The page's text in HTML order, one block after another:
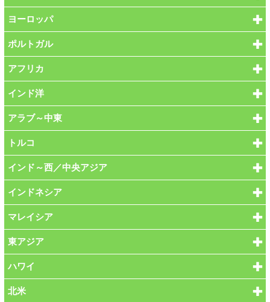
ヨーロッパ
ポルトガル
アフリカ
インド洋
アラブ～中東
トルコ
インド～西／中央アジア
インドネシア
マレイシア
東アジア
ハワイ
北米